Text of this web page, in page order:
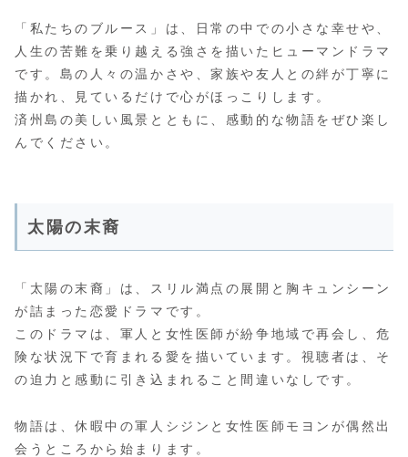
「私たちのブルース」は、日常の中での小さな幸せや、
人生の苦難を乗り越える強さを描いたヒューマンドラマ
です。島の人々の温かさや、家族や友人との絆が丁寧に
描かれ、見ているだけで心がほっこりします。
済州島の美しい風景とともに、感動的な物語をぜひ楽し
んでください。
太陽の末裔
「太陽の末裔」は、スリル満点の展開と胸キュンシーン
が詰まった恋愛ドラマです。
このドラマは、軍人と女性医師が紛争地域で再会し、危
険な状況下で育まれる愛を描いています。視聴者は、そ
の迫力と感動に引き込まれること間違いなしです。
物語は、休暇中の軍人シジンと女性医師モヨンが偶然出
会うところから始まります。